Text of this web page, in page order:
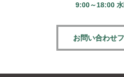
9:00～18:00
お問い合わせ